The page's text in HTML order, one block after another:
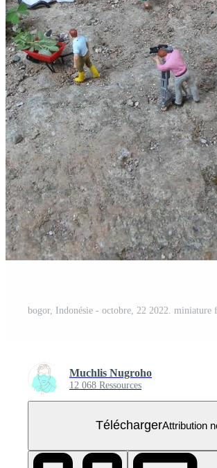
Muchlis Nugroho
12 068 Ressources
TéléchargerAttribution